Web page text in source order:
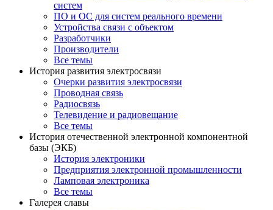
систем
ПО и ОС для систем реального времени
Устройства связи с объектом
Разработчики
Производители
Все темы
История развития электросвязи
Очерки развития электросвязи
Проводная связь
Радиосвязь
Телевидение и радиовещание
Все темы
История отечественной электронной компонентной
базы (ЭКБ)
История электроники
Предприятия электронной промышленности
Ламповая электроника
Все темы
Галерея славы